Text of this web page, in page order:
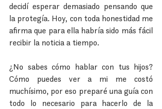
decidí esperar demasiado pensando que
la protegía. Hoy, con toda honestidad me
afirma que para ella habría sido más fácil
recibir la noticia a tiempo.
¿No sabes cómo hablar con tus hijos?
Cómo puedes ver a mi me costó
muchísimo, por eso preparé una guía con
todo lo necesario para hacerlo de la